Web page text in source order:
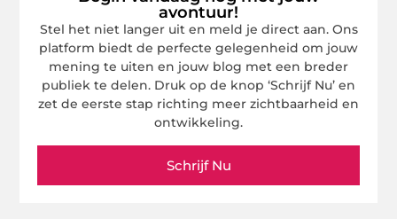
avontuur!
Stel het niet langer uit en meld je direct aan. Ons
platform biedt de perfecte gelegenheid om jouw
mening te uiten en jouw blog met een breder
publiek te delen. Druk op de knop ‘Schrijf Nu’ en
zet de eerste stap richting meer zichtbaarheid en
ontwikkeling.
Schrijf Nu